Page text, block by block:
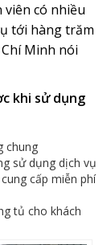
có nhiều
tới hàng trăm
Minh nói
khi sử dụng
chung
sử dụng dịch vụ
cấp miễn phí
tủ cho khách